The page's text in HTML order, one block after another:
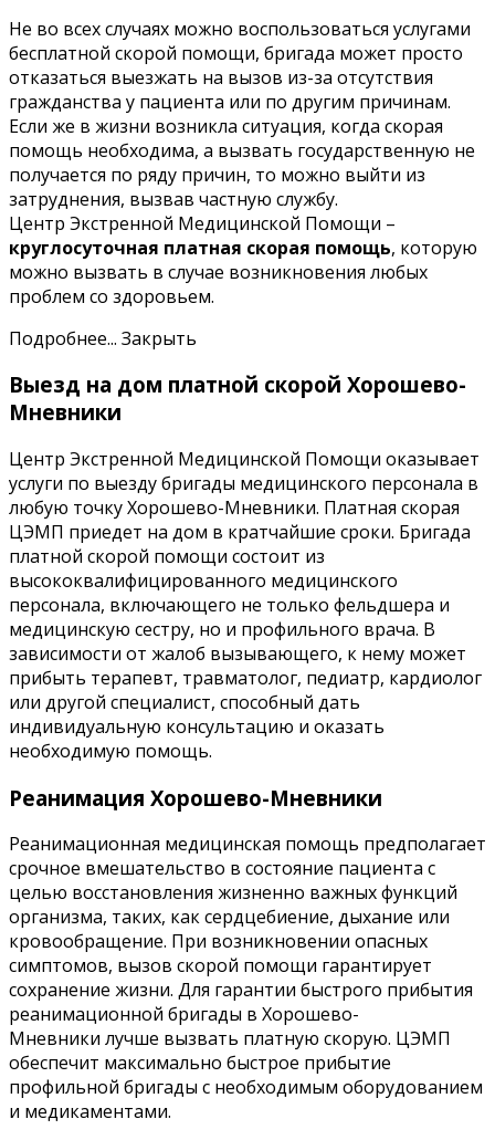
Не во всех случаях можно воспользоваться услугами
бесплатной скорой помощи, бригада может просто
отказаться выезжать на вызов из-за отсутствия
гражданства у пациента или по другим причинам.
Если же в жизни возникла ситуация, когда скорая
помощь необходима, а вызвать государственную не
получается по ряду причин, то можно выйти из
затруднения, вызвав частную службу.
Центр Экстренной Медицинской Помощи –
круглосуточная платная скорая помощь, которую
можно вызвать в случае возникновения любых
проблем со здоровьем.
Подробнее... Закрыть
Выезд на дом платной скорой Хорошево-
Мневники
Центр Экстренной Медицинской Помощи оказывает
услуги по выезду бригады медицинского персонала в
любую точку Хорошево-Мневники. Платная скорая
ЦЭМП приедет на дом в кратчайшие сроки. Бригада
платной скорой помощи состоит из
высококвалифицированного медицинского
персонала, включающего не только фельдшера и
медицинскую сестру, но и профильного врача. В
зависимости от жалоб вызывающего, к нему может
прибыть терапевт, травматолог, педиатр, кардиолог
или другой специалист, способный дать
индивидуальную консультацию и оказать
необходимую помощь.
Реанимация Хорошево-Мневники
Реанимационная медицинская помощь предполагает
срочное вмешательство в состояние пациента с
целью восстановления жизненно важных функций
организма, таких, как сердцебиение, дыхание или
кровообращение. При возникновении опасных
симптомов, вызов скорой помощи гарантирует
сохранение жизни. Для гарантии быстрого прибытия
реанимационной бригады в Хорошево-
Мневники лучше вызвать платную скорую. ЦЭМП
обеспечит максимально быстрое прибытие
профильной бригады с необходимым оборудованием
и медикаментами.